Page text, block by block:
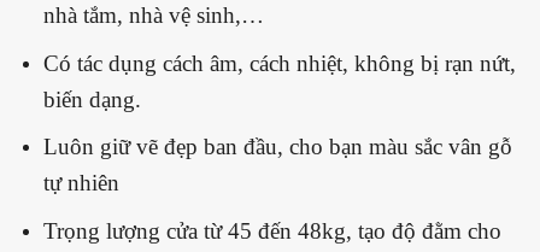
nhà tắm, nhà vệ sinh,…
Có tác dụng cách âm, cách nhiệt, không bị rạn nứt,
biến dạng.
Luôn giữ vẽ đẹp ban đầu, cho bạn màu sắc vân gỗ
tự nhiên
Trọng lượng cửa từ 45 đến 48kg, tạo độ đằm cho